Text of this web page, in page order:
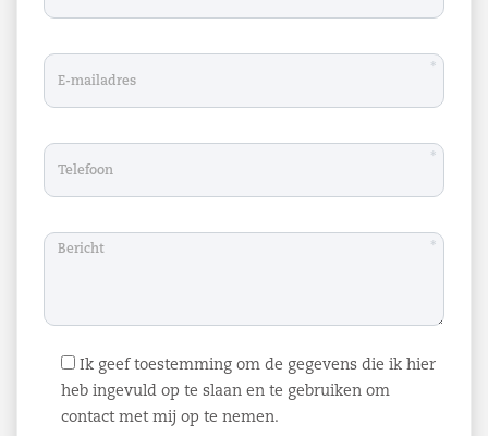
*
*
*
Ik geef toestemming om de gegevens die ik hier
heb ingevuld op te slaan en te gebruiken om
contact met mij op te nemen.